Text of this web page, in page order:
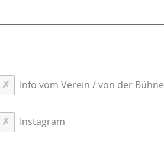
Info vom Verein / von der Bühne
Instagram